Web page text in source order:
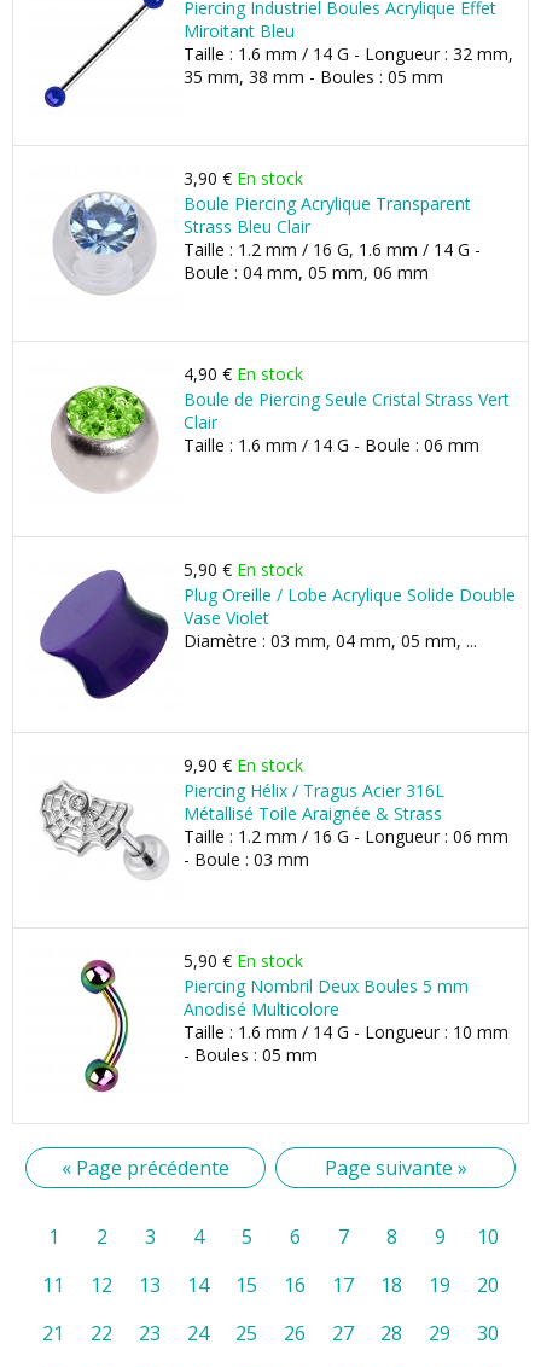
Piercing Industriel Boules Acrylique Effet
Miroitant Bleu
Taille : 1.6 mm / 14 G - Longueur : 32 mm,
35 mm, 38 mm - Boules : 05 mm
3,90 € En stock
Boule Piercing Acrylique Transparent
Strass Bleu Clair
Taille : 1.2 mm / 16 G, 1.6 mm / 14 G -
Boule : 04 mm, 05 mm, 06 mm
4,90 € En stock
Boule de Piercing Seule Cristal Strass Vert
Clair
Taille : 1.6 mm / 14 G - Boule : 06 mm
5,90 € En stock
Plug Oreille / Lobe Acrylique Solide Double
Vase Violet
Diamètre : 03 mm, 04 mm, 05 mm, ...
9,90 € En stock
Piercing Hélix / Tragus Acier 316L
Métallisé Toile Araignée & Strass
Taille : 1.2 mm / 16 G - Longueur : 06 mm
- Boule : 03 mm
5,90 € En stock
Piercing Nombril Deux Boules 5 mm
Anodisé Multicolore
Taille : 1.6 mm / 14 G - Longueur : 10 mm
- Boules : 05 mm
« Page précédente Page suivante »
1 2 3 4 5 6 7 8 9
10
11
12 13 14 15 16 17 18 19
20
21
22 23 24 25 26 27 28 29
30